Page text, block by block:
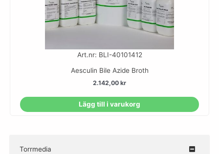
Art.nr: BLI-40101412
Aesculin Bile Azide Broth
2.142,00 kr
Lägg till i varukorg
Torrmedia
–